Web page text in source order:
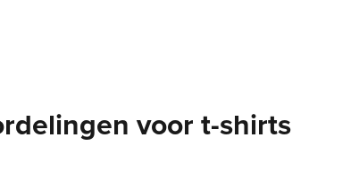
voor t-shirts